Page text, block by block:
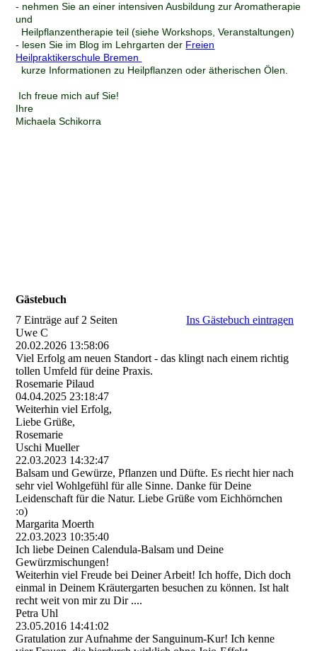
- nehmen Sie an einer intensiven Ausbildung zur Aromatherapie
und
Heilpflanzentherapie teil (siehe Workshops, Veranstaltungen)
- lesen Sie im Blog im Lehrgarten der Freien
Heilpraktikerschule Bremen
kurze Informationen zu Heilpflanzen oder ätherischen Ölen.
Ich freue mich auf Sie!
Ihre
Michaela Schikorra
Gästebuch
7 Einträge auf 2 Seiten
Ins Gästebuch eintragen
Uwe C
20.02.2026 13:58:06
Viel Erfolg am neuen Standort - das klingt nach einem richtig
tollen Umfeld für deine Praxis.
Rosemarie Pilaud
04.04.2025 23:18:47
Weiterhin viel Erfolg,
Liebe Grüße,
Rosemarie
Uschi Mueller
22.03.2023 14:32:47
Balsam und Gewürze, Pflanzen und Düfte. Es riecht hier nach
sehr viel Wohlgefühl für alle Sinne. Danke für Deine
Leidenschaft für die Natur. Liebe Grüße vom Eichhörnchen
:o)
Margarita Moerth
22.03.2023 10:35:40
Ich liebe Deinen Calendula-Balsam und Deine
Gewürzmischungen!
Weiterhin viel Freude bei Deiner Arbeit! Ich hoffe, Dich doch
einmal in Deinem Kräutergarten besuchen zu können. Ist halt
recht weit von mir zu Dir ....
Petra Uhl
23.05.2016 14:41:02
Gratulation zur Aufnahme der Sanguinum-Kur! Ich kenne